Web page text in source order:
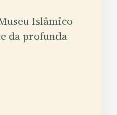
Islâmico
da profunda